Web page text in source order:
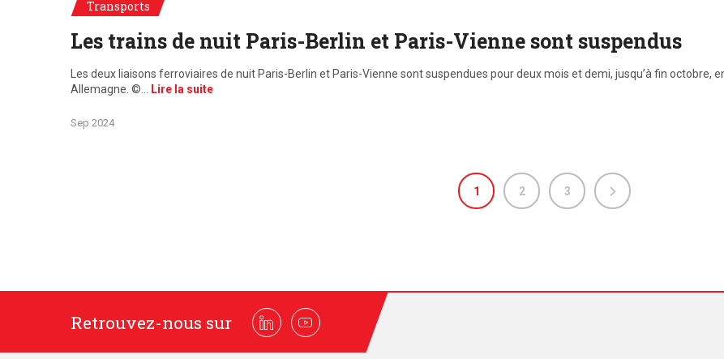
Transports
Les trains de nuit Paris-Berlin et Paris-Vienne sont suspendus
Les deux liaisons ferroviaires de nuit Paris-Berlin et Paris-Vienne sont suspendues pour deux mois et demi, jusqu’à fin octobre,
Allemagne. ©…
Lire la suite
Sep 2024
1 2 3
Retrouvez-nous sur LinkedinYoutube